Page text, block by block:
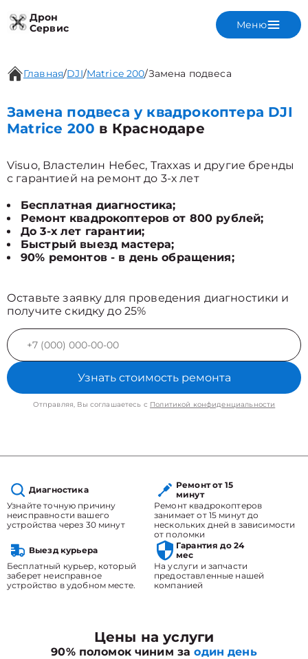
Дрон
Сервис
Меню
Главная/DJI/Matrice 200/Замена подвеса
Замена подвеса у квадрокоптера DJI
Matrice 200 в Краснодаре
Visuo, Властелин Небес, Traxxas и другие бренды
с гарантией на ремонт до 3-х лет
Бесплатная диагностика;
Ремонт квадрокоптеров от 800 рублей;
До 3-х лет гарантии;
Быстрый выезд мастера;
90% ремонтов - в день обращения;
Оставьте заявку для проведения диагностики и
получите скидку до 25%
Узнать стоимость ремонта
Отправляя, Вы соглашаетесь с Политикой конфиденциальности
Диагностика
Узнайте точную причину
неисправности вашего
устройства через 30 минут
Ремонт от 15
минут
Ремонт квадрокоптеров
занимает от 15 минут до
нескольких дней в зависимости
от поломки
Выезд курьера
Бесплатный курьер, который
заберет неисправное
устройство в удобном месте.
Гарантия до 24
мес
На услуги и запчасти
предоставленные нашей
компанией
Цены на услуги
90% поломок чиним заодин день